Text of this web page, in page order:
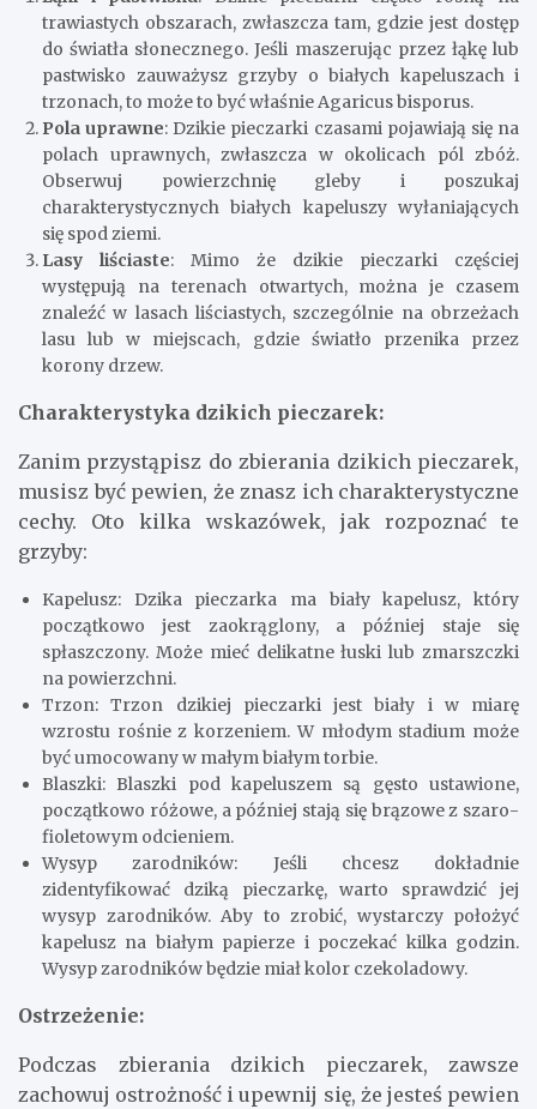
trawiastych obszarach, zwłaszcza tam, gdzie jest dostęp
do światła słonecznego. Jeśli maszerując przez łąkę lub
pastwisko zauważysz grzyby o białych kapeluszach i
trzonach, to może to być właśnie Agaricus bisporus.
Pola uprawne: Dzikie pieczarki czasami pojawiają się na
polach uprawnych, zwłaszcza w okolicach pól zbóż.
Obserwuj powierzchnię gleby i poszukaj
charakterystycznych białych kapeluszy wyłaniających
się spod ziemi.
Lasy liściaste: Mimo że dzikie pieczarki częściej
występują na terenach otwartych, można je czasem
znaleźć w lasach liściastych, szczególnie na obrzeżach
lasu lub w miejscach, gdzie światło przenika przez
korony drzew.
Charakterystyka dzikich pieczarek:
Zanim przystąpisz do zbierania dzikich pieczarek,
musisz być pewien, że znasz ich charakterystyczne
cechy. Oto kilka wskazówek, jak rozpoznać te
grzyby:
Kapelusz: Dzika pieczarka ma biały kapelusz, który
początkowo jest zaokrąglony, a później staje się
spłaszczony. Może mieć delikatne łuski lub zmarszczki
na powierzchni.
Trzon: Trzon dzikiej pieczarki jest biały i w miarę
wzrostu rośnie z korzeniem. W młodym stadium może
być umocowany w małym białym torbie.
Blaszki: Blaszki pod kapeluszem są gęsto ustawione,
początkowo różowe, a później stają się brązowe z szaro-
fioletowym odcieniem.
Wysyp zarodników: Jeśli chcesz dokładnie
zidentyfikować dziką pieczarkę, warto sprawdzić jej
wysyp zarodników. Aby to zrobić, wystarczy położyć
kapelusz na białym papierze i poczekać kilka godzin.
Wysyp zarodników będzie miał kolor czekoladowy.
Ostrzeżenie:
Podczas zbierania dzikich pieczarek, zawsze
zachowuj ostrożność i upewnij się, że jesteś pewien